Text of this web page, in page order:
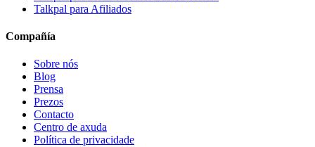
Talkpal para Afiliados
Compañía
Sobre nós
Blog
Prensa
Prezos
Contacto
Centro de axuda
Política de privacidade